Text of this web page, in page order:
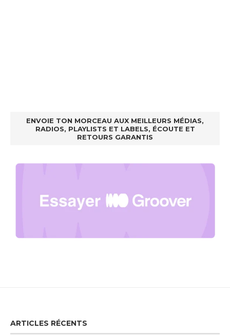
ENVOIE TON MORCEAU AUX MEILLEURS MÉDIAS,
RADIOS, PLAYLISTS ET LABELS, ÉCOUTE ET
RETOURS GARANTIS
ARTICLES RÉCENTS